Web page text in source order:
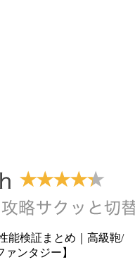
能検証まとめ｜高級鞄/
ンタジー】